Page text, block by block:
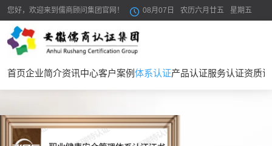
在线咨询
您好，欢迎来到儒商顾问集团官网！ 08月07日 农历六月廿五 星期五
首页企业简介资讯中心客户案例体系认证产品认证服务认证资质